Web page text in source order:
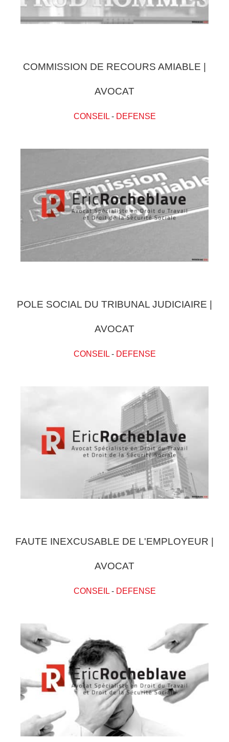
COMMISSION DE RECOURS AMIABLE |
AVOCAT
CONSEIL- DEFENSE
POLE SOCIAL DU TRIBUNAL JUDICIAIRE |
AVOCAT
CONSEIL- DEFENSE
FAUTE INEXCUSABLE DE L'EMPLOYEUR |
AVOCAT
CONSEIL- DEFENSE